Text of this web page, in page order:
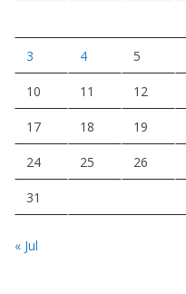
3 4 5
10 11 12
17 18 19
24 25 26
31
« Jul